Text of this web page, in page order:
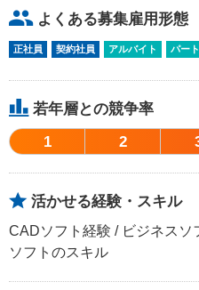
よくある募集雇用形態
正社員 契約社員 アルバイト パート
若年層との競争率
1
2
活かせる経験・スキル
CADソフト経験 ビジネスソ
ソフトのスキル